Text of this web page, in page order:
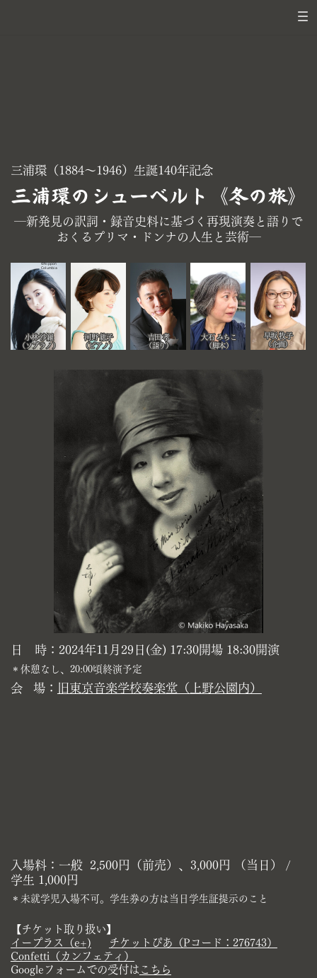
三浦環（1884～1946）生誕140年記念
三浦環のシューベルト《冬の旅》
―新発見の訳詞・録音史料に基づく再現演奏と語りで
おくる​プリマ・ドンナの人生と芸術―
©Nippon
Columbia
小林 沙羅
（ソプラノ）
小林 沙羅
（ソプラノ）
河野 紘子
（ピアノ）
河野 紘子
（ピアノ）
吉田 孝
（語り）
吉田 孝
（語り）
大石 みちこ
（脚本）
大石 みちこ
（脚本）
早坂 牧子
（企画）
早坂 牧子
（企画）
日 時：2024年11月29日(金) 17:30開場 18:30開演
＊休憩なし、20:00頃終演予定
会 場： 旧東京音楽学校奏楽堂（上野公園内）
入場料：一般
2,500円（前売）、3,000円 （当日） /
学生 1,000円
＊未就学児入場不可。学生券の方は当日学生証提示のこと
【チケット取り扱い】
イープラス（e+)
チケットぴあ（Pコード：276743）
Confetti（カンフェティ ）
Googleフォームでの受付は こちら